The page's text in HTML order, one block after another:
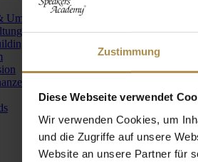
Zustimmung
Diese Webseite verwendet
Wir verwenden Cookies, um
und die Zugriffe auf unsere
Website an unsere Partner für
Umwelt